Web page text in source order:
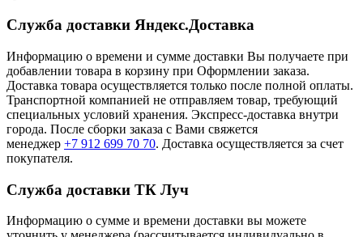
Служба доставки Яндекс.Доставка
Информацию о времени и сумме доставки Вы получаете при
добавлении товара в корзину при Оформлении заказа.
Доставка товара осуществляется только после полной оплаты.
Транспортной компанией не отправляем товар, требующий
специальных условий хранения. Экспресс-доставка внутри
города. После сборки заказа с Вами свяжется
менеджер +7 912 699 70 70. Доставка осуществляется за счет
покупателя.
Служба доставки ТК Луч
Информацию о сумме и времени доставки вы можете